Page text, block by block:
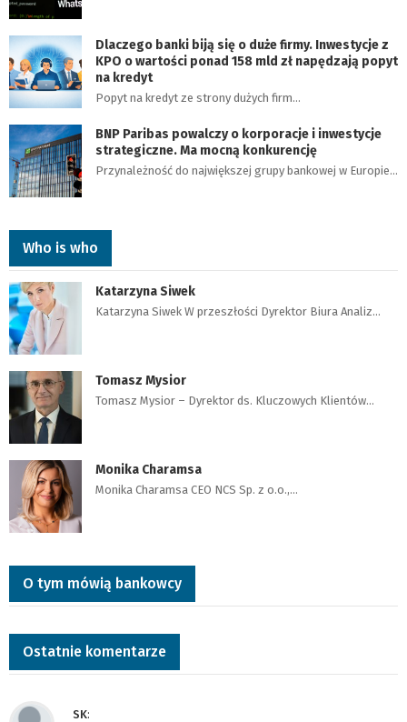
Dlaczego banki biją się o duże firmy. Inwestycje z
KPO o wartości ponad 158 mld zł napędzają popyt
na kredyt
Popyt na kredyt ze strony dużych firm…
BNP Paribas powalczy o korporacje i inwestycje
strategiczne. Ma mocną konkurencję
Przynależność do największej grupy bankowej w Europie…
Who is who
Katarzyna Siwek
Katarzyna Siwek W przeszłości Dyrektor Biura Analiz…
Tomasz Mysior
Tomasz Mysior – Dyrektor ds. Kluczowych Klientów…
Monika Charamsa
Monika Charamsa CEO NCS Sp. z o.o.,…
O tym mówią bankowcy
Ostatnie komentarze
SK: